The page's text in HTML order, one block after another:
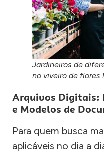
Jardineiros de
no viveiro de flores
Arquivos Digitais:
e Modelos de
Para quem busca
aplicáveis no dia a